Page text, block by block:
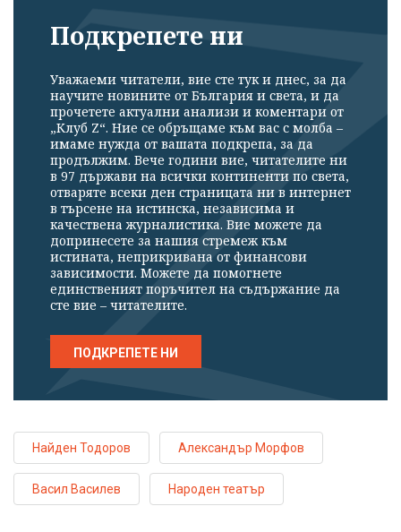
Подкрепете ни
Уважаеми читатели, вие сте тук и днес, за да
научите новините от България и света, и да
прочетете актуални анализи и коментари от
„Клуб Z“. Ние се обръщаме към вас с молба –
имаме нужда от вашата подкрепа, за да
продължим. Вече години вие, читателите ни
в 97 държави на всички континенти по света,
отваряте всеки ден страницата ни в интернет
в търсене на истинска, независима и
качествена журналистика. Вие можете да
допринесете за нашия стремеж към
истината, неприкривана от финансови
зависимости. Можете да помогнете
единственият поръчител на съдържание да
сте вие – читателите.
ПОДКРЕПЕТЕ НИ
Найден Тодоров Александър Морфов
Васил Василев Народен театър